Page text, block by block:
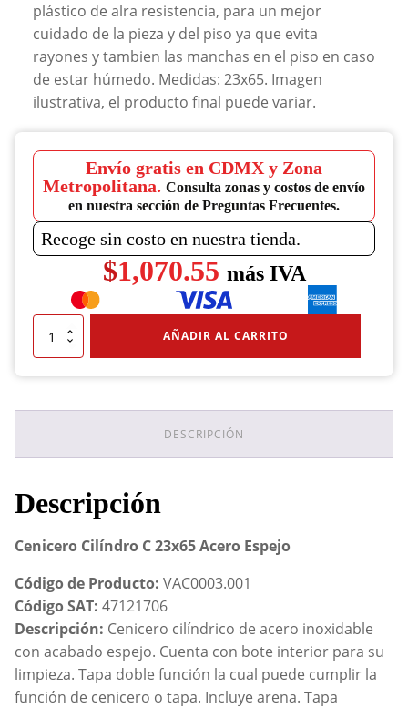
plástico de alra resistencia, para un mejor
cuidado de la pieza y del piso ya que evita
rayones y tambien las manchas en el piso en caso
de estar húmedo. Medidas: 23x65. Imagen
ilustrativa, el producto final puede variar.
Envío gratis en CDMX y Zona
Metropolitana. Consulta zonas y costos de envío
en nuestra sección de Preguntas Frecuentes.
Recoge sin costo en nuestra tienda.
$1,070.55 más IVA
Cenicero
Cilíndro
23x65
AÑADIR AL CARRITO
DESCRIPCIÓN
Descripción
Cenicero Cilíndro C 23x65 Acero Espejo
Código de Producto: VAC0003.001
Código SAT: 47121706
Descripción: Cenicero cilíndrico de acero inoxidable
con acabado espejo. Cuenta con bote interior para su
limpieza. Tapa doble función la cual puede cumplir la
función de cenicero o tapa. Incluye arena. Tapa